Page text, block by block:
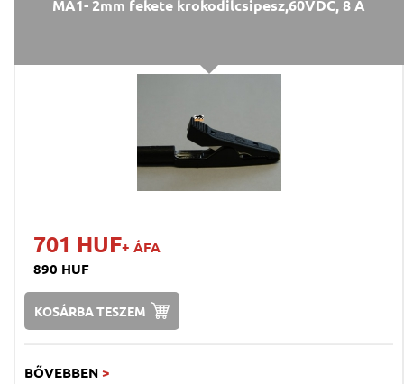
MA1- 2mm fekete krokodilcsipesz,60VDC, 8 A
701 HUF+ ÁFA
890 HUF
KOSÁRBA TESZEM
BŐVEBBEN >